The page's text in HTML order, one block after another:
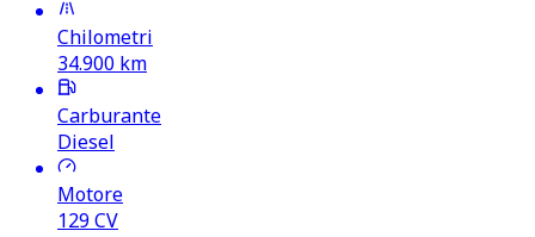
Chilometri
34.900 km
Carburante
Diesel
Motore
129CV